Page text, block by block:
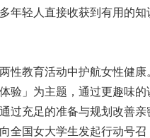
年轻人直接收获到有用的
性教育活动中护航女性健
验」为主题，通过更趣味
过充足的准备与规划改善亲
全国女大学生发起行动号